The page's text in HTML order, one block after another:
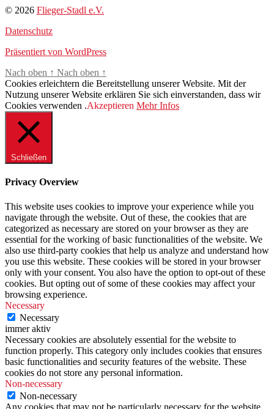
© 2026 Flieger-Stadl e.V.
Datenschutz
Präsentiert von WordPress
Nach oben ↑ Nach oben ↑
Cookies erleichtern die Bereitstellung unserer Website. Mit der
Nutzung unserer Website erklären Sie sich einverstanden, dass wir
Cookies verwenden .Akzeptieren Mehr Infos
Schließen
Privacy Overview
This website uses cookies to improve your experience while you
navigate through the website. Out of these, the cookies that are
categorized as necessary are stored on your browser as they are
essential for the working of basic functionalities of the website. We
also use third-party cookies that help us analyze and understand how
you use this website. These cookies will be stored in your browser
only with your consent. You also have the option to opt-out of these
cookies. But opting out of some of these cookies may affect your
browsing experience.
Necessary
Necessary
immer aktiv
Necessary cookies are absolutely essential for the website to
function properly. This category only includes cookies that ensures
basic functionalities and security features of the website. These
cookies do not store any personal information.
Non-necessary
Non-necessary
Any cookies that may not be particularly necessary for the website